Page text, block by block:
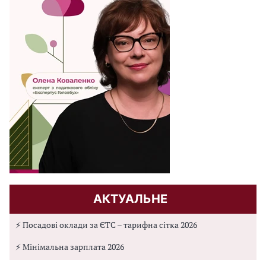
АКТУАЛЬНЕ
⚡ Посадові оклади за ЄТС – тарифна сітка 2026
⚡ Мінімальна зарплата 2026